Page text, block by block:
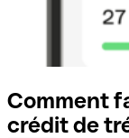
Comment
crédit de